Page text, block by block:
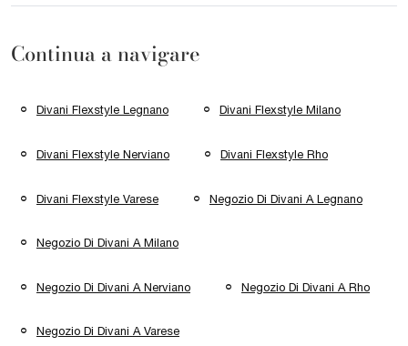
Continua a navigare
Divani Flexstyle Legnano Divani Flexstyle Milano
Divani Flexstyle Nerviano Divani Flexstyle Rho
Divani Flexstyle Varese Negozio Di Divani A Legnano
Negozio Di Divani A Milano
Negozio Di Divani A Nerviano Negozio Di Divani A Rho
Negozio Di Divani A Varese